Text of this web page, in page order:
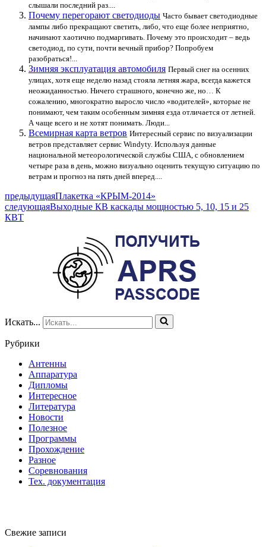
слышали последний раз....
Почему перегорают светодиоды Часто бывает светодиодные
лампы либо прекращают светить, либо, что еще более неприятно,
начинают хаотично подмаргивать. Почему это происходит – ведь
светодиод, по сути, почти вечный прибор? Попробуем
разобраться!...
Зимняя эксплуатация автомобиля Первый снег на осенних
улицах, хотя еще неделю назад стояла летняя жара, всегда кажется
неожиданностью. Ничего страшного, конечно же, но… К
сожалению, многократно выросло число «водителей», которые не
понимают, чем таким особенным зимняя езда отличается от летней.
А чаще всего и не хотят понимать. Люди...
Всемирная карта ветров Интересный сервис по визуализации
ветров представляет сервис Windyty. Используя данные
национальной метеорологической службы США, с обновлением
четыре раза в день, можно визуально оценить текущую ситуацию по
ветрам и прогноз на пять дней вперед....
предыдущаяПлакетка «КРЫМ-2014»
следующаяВыходные КВ каскады мощностью 5, 10, 15 и 25
КВТ
Искать...
Рубрики
Антенны
Аппаратура
Дипломы
Интересное
Литература
Новости
Полезное
Программы
Прохождение
Разное
Соревнования
Тех. документация
Свежие записи